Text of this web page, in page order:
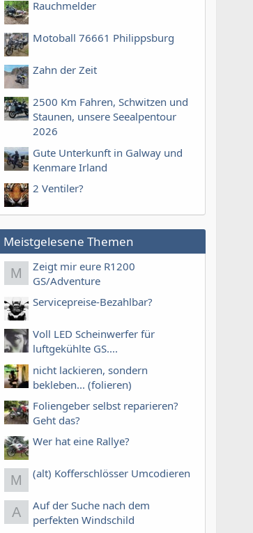
Rauchmelder
Motoball 76661 Philippsburg
Zahn der Zeit
2500 Km Fahren, Schwitzen und
Staunen, unsere Seealpentour
2026
Gute Unterkunft in Galway und
Kenmare Irland
2 Ventiler?
Meistgelesene Themen
M
Zeigt mir eure R1200
GS/Adventure
Servicepreise-Bezahlbar?
Voll LED Scheinwerfer für
luftgekühlte GS....
nicht lackieren, sondern
bekleben... (folieren)
Foliengeber selbst reparieren?
Geht das?
Wer hat eine Rallye?
M (alt) Kofferschlösser Umcodieren
A
Auf der Suche nach dem
perfekten Windschild